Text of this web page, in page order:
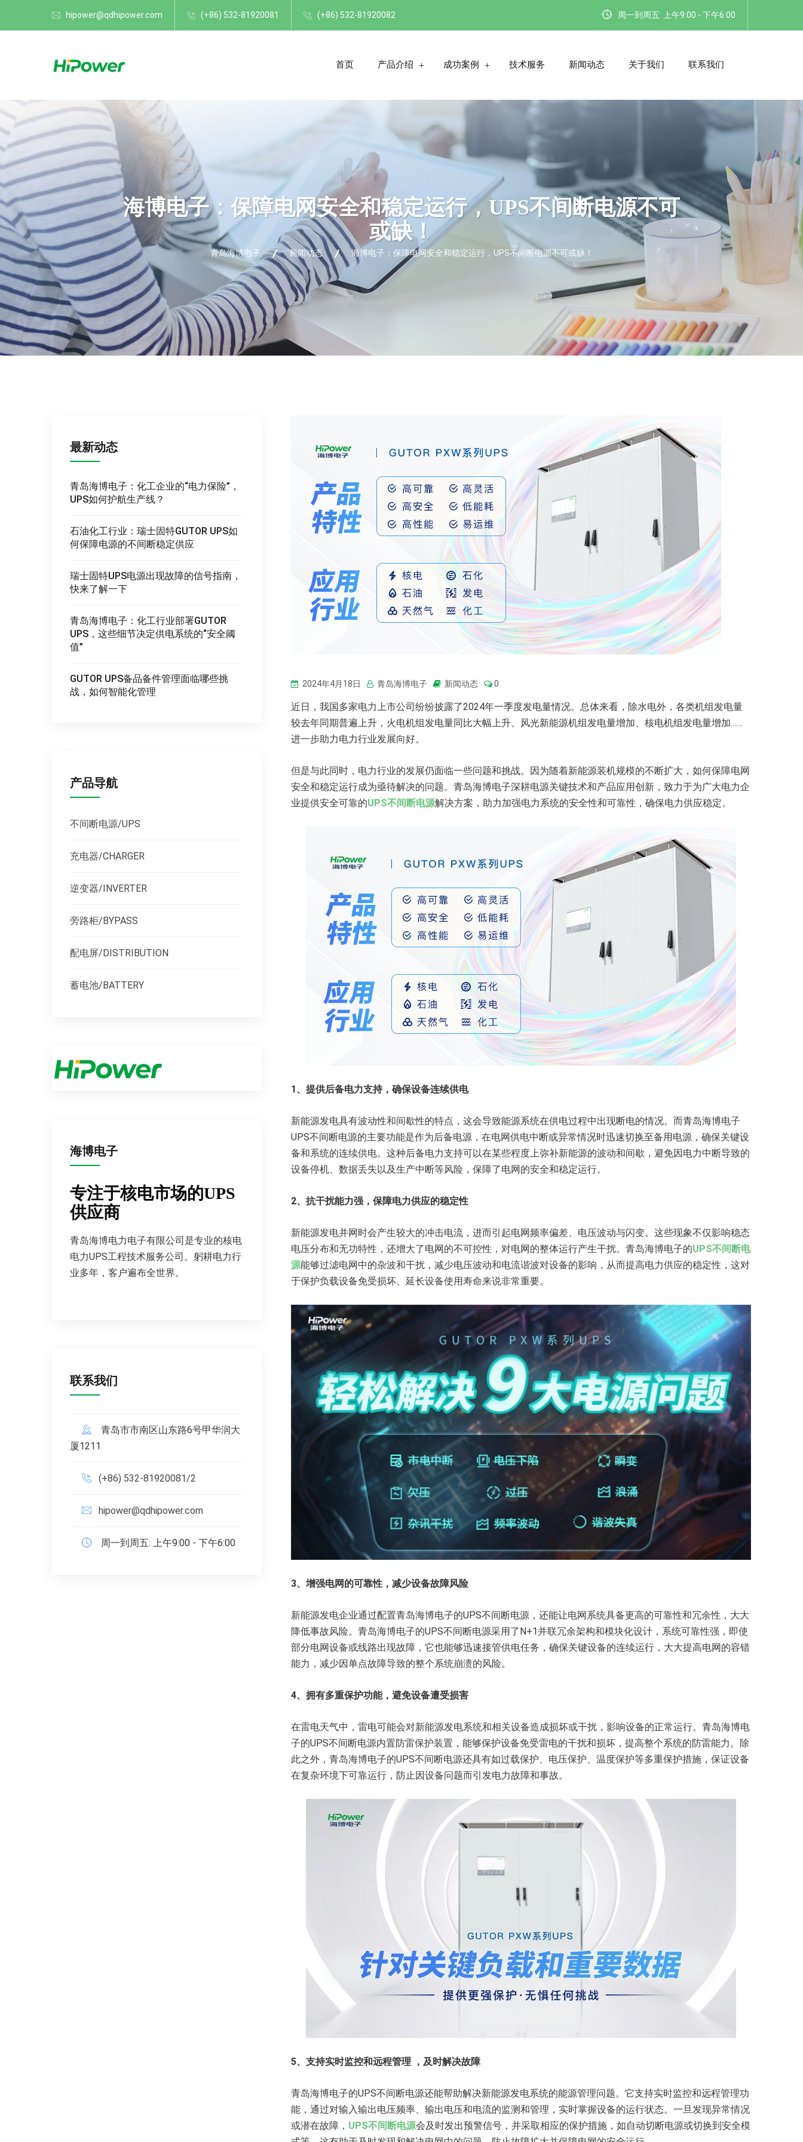
hipower@qdhipower.com (+86) 532-81920081 (+86) 532-81920082 周一到周五: 上午9:00 - 下午6:00
首页 产品介绍 成功案例 技术服务 新闻动态 关于我们 联系我们
海博电子：保障电网安全和稳定运行，UPS不间断电源不可
或缺！
青岛海博电子 新闻动态 海博电子：保障电网安全和稳定运行，UPS不间断电源不可或缺！
2024年4月18日 青岛海博电子 新闻动态 0
近日，我国多家电力上市公司纷纷披露了2024年一季度发电量情况。总体来看，除水电外，各类机组发电量
较去年同期普遍上升，火电机组发电量同比大幅上升、风光新能源机组发电量增加、核电机组发电量增加……
进一步助力电力行业发展向好。
但是与此同时，电力行业的发展仍面临一些问题和挑战。因为随着新能源装机规模的不断扩大，如何保障电网
安全和稳定运行成为亟待解决的问题。青岛海博电子深耕电源关键技术和产品应用创新，致力于为广大电力企
业提供安全可靠的UPS不间断电源解决方案，助力加强电力系统的安全性和可靠性，确保电力供应稳定。
1、 提供后备电力支持，确保设备连续供电
新能源发电具有波动性和间歇性的特点，这会导致能源系统在供电过程中出现断电的情况。而青岛海博电子
UPS不间断电源的主要功能是作为后备电源，在电网供电中断或异常情况时迅速切换至备用电源，确保关键设
备和系统的连续供电。这种后备电力支持可以在某些程度上弥补新能源的波动和间歇，避免因电力中断导致的
设备停机、数据丢失以及生产中断等风险，保障了电网的安全和稳定运行。
2、抗干扰能力强， 保障电力供应的稳定性
新能源发电并网时会产生较大的冲击电流，进而引起电网频率偏差、电压波动与闪变。这些现象不仅影响稳态
电压分布和无功特性，还增大了电网的不可控性，对电网的整体运行产生干扰。青岛海博电子的UPS不间断电
源能够过滤电网中的杂波和干扰，减少电压波动和电流谐波对设备的影响，从而提高电力供应的稳定性，这对
于保护负载设备免受损坏、延长设备使用寿命来说非常重要。
3、 增强电网的可靠性 ，减少设备故障风险
新能源发电企业通过配置青岛海博电子的UPS不间断电源，还能让电网系统具备更高的可靠性和冗余性，大大
降低事故风险。青岛海博电子的UPS不间断电源采用了N+1并联冗余架构和模块化设计，系统可靠性强，即使
部分电网设备或线路出现故障，它也能够迅速接管供电任务，确保关键设备的连续运行，大大提高电网的容错
能力，减少因单点故障导致的整个系统崩溃的风险。
4、拥有多重保护功能，避免设备遭受损害
在雷电天气中，雷电可能会对新能源发电系统和相关设备造成损坏或干扰，影响设备的正常运行。青岛海博电
子的UPS不间断电源内置防雷保护装置，能够保护设备免受雷电的干扰和损坏，提高整个系统的防雷能力。除
此之外，青岛海博电子的UPS不间断电源还具有如过载保护、电压保护、温度保护等多重保护措施，保证设备
在复杂环境下可靠运行，防止因设备问题而引发电力故障和事故。
5、支持实时监控和远程管理 ，及时解决故障
青岛海博电子的UPS不间断电源还能帮助解决新能源发电系统的能源管理问题。它支持实时监控和远程管理功
能，通过对输入输出电压频率、输出电压和电流的监测和管理，实时掌握设备的运行状态。一旦发现异常情况
或潜在故障， UPS不间断电源会及时发出预警信号，并采取相应的保护措施，如自动切断电源或切换到安全模
最新动态
青岛海博电子：化工企业的“电力保险”，
UPS如何护航生产线？
石油化工行业：瑞士固特GUTOR UPS如
何保障电源的不间断稳定供应
瑞士固特UPS电源出现故障的信号指南，
快来了解一下
青岛海博电子：化工行业部署GUTOR
UPS，这些细节决定供电系统的“安全阈
值”
GUTOR UPS备品备件管理面临哪些挑
战，如何智能化管理
产品导航
不间断电源/UPS
充电器/CHARGER
逆变器/INVERTER
旁路柜/BYPASS
配电屏/DISTRIBUTION
蓄电池/BATTERY
海博电子
专注于核电市场的UPS
供应商
青岛海博电力电子有限公司是专业的核电
电力UPS工程技术服务公司。躬耕电力行
业多年，客户遍布全世界。
联系我们
青岛市市南区山东路6号甲华润大
厦1211
(+86) 532-81920081/2
hipower@qdhipower.com
周一到周五: 上午9:00 - 下午6:00